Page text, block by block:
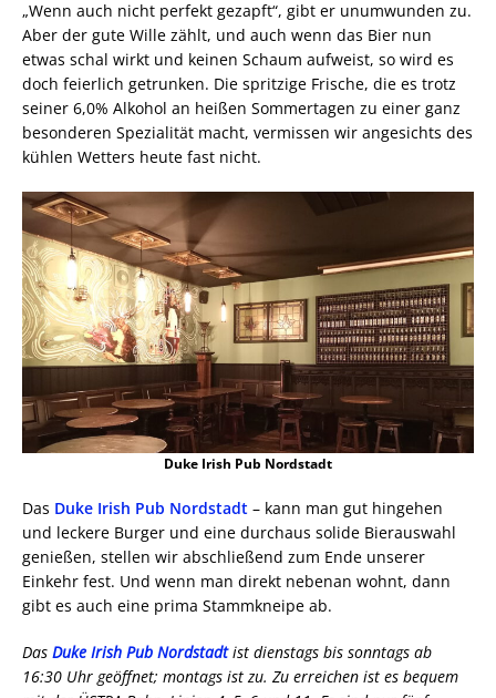
„Wenn auch nicht perfekt gezapft“, gibt er unumwunden zu.
Aber der gute Wille zählt, und auch wenn das Bier nun
etwas schal wirkt und keinen Schaum aufweist, so wird es
doch feierlich getrunken. Die spritzige Frische, die es trotz
seiner 6,0% Alkohol an heißen Sommertagen zu einer ganz
besonderen Spezialität macht, vermissen wir angesichts des
kühlen Wetters heute fast nicht.
Duke Irish Pub Nordstadt
Das Duke Irish Pub Nordstadt – kann man gut hingehen
und leckere Burger und eine durchaus solide Bierauswahl
genießen, stellen wir abschließend zum Ende unserer
Einkehr fest. Und wenn man direkt nebenan wohnt, dann
gibt es auch eine prima Stammkneipe ab.
Das Duke Irish Pub Nordstadtist dienstags bis sonntags ab
16:30 Uhr geöffnet; montags ist zu. Zu erreichen ist es bequem